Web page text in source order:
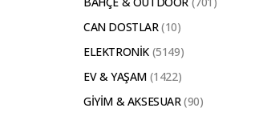
CAN DOSTLAR(10)
ELEKTRONİK (5149)
EV & YAŞAM (1422)
GİYİM & AKSESUAR(90)